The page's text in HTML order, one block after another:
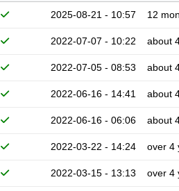
2025-08-21 - 10:57 12
2022-07-07 - 10:22 about
2022-07-05 - 08:53 about
2022-06-16 - 14:41 about
2022-06-16 - 06:06 about
2022-03-22 - 14:24 over 4
2022-03-15 - 13:13 over 4